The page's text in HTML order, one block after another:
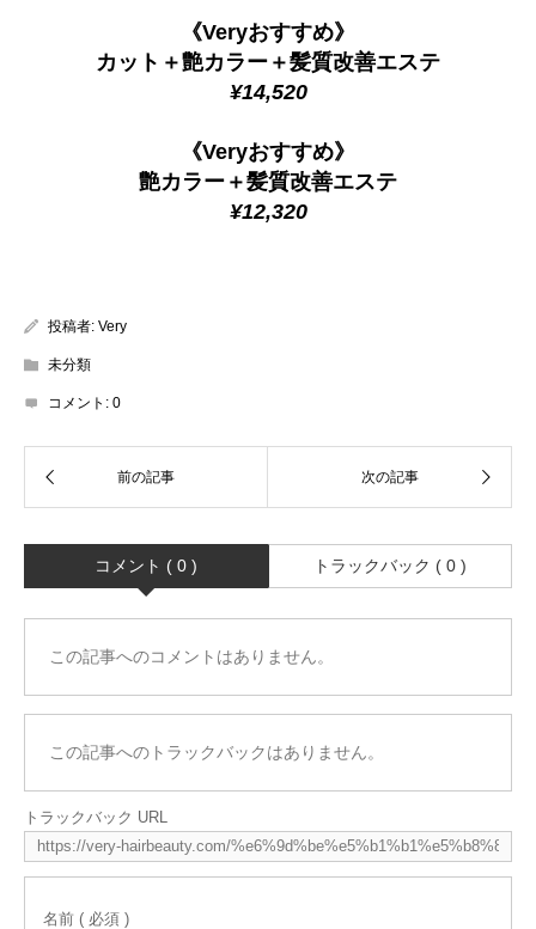
《Veryおすすめ》
カット＋艶カラー＋髪質改善エステ
¥14,520
《Veryおすすめ》
艶カラー＋髪質改善エステ
¥12,320
投稿者: Very
未分類
コメント: 0
コメント ( 0 ) トラックバック ( 0 )
この記事へのコメントはありません。
この記事へのトラックバックはありません。
トラックバック URL
名前 ( 必須 )